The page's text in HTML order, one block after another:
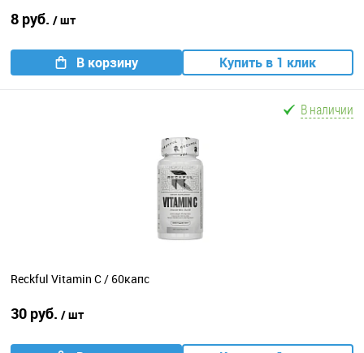
8 руб. / шт
В корзину Купить в 1 клик
В наличии
Reckful Vitamin C / 60капс
30 руб. / шт